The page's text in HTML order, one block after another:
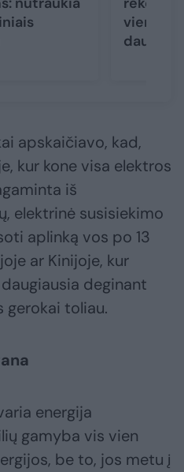
viena
apskaičiavo, kad,
kur kone visa elektros
iš
elektrinė susisiekimo
aplinką vos po 13
ar Kinijoje, kur
deginant
gerokai toliau.
energija
gamyba vis vien
be to, jos metu į